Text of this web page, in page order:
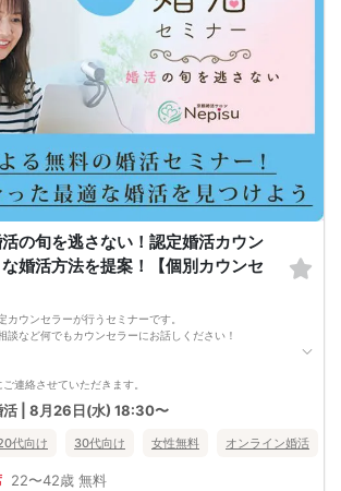
性が自分を好きになってくれるようになり、
うになります。
理解し、
自分に変わることで、
ようになります。
恋愛や婚活で悩む男性が
感できる方法をお伝えします。
オン（お顔を出して）での受講をお願いします。
加や、途中入室、退出はご遠慮下さい。）
当日無断キャンセルの場合は、3,000円のキャンセル料を
活の旬を逃さない！認定婚活カウン
婚活方法を提案！【個別カウンセ
カウンセラーが行うセミナーです。
談など何でもカウンセラーにお話しください！
連絡させていただきます。
は、オミカレのメッセージ機能から必ずご連絡下さい。
ーの進行をスムーズに行う為、スタッフの指示に従って
弊社のイベントに参加できなくなる可能性があります。
活 | 8月26日(水) 18:30〜
代向け 30代向け 女性無料 オンライン婚活
22〜42歳 無料